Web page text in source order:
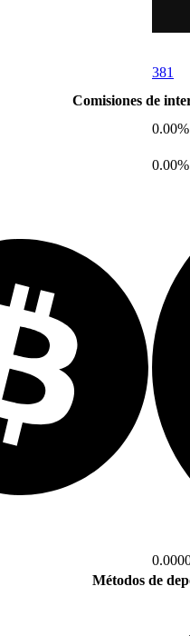
381
Comisiones de
0.00%
0.00%
Métodos de